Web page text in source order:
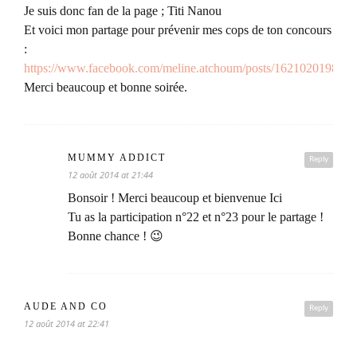
Je suis donc fan de la page ; Titi Nanou
Et voici mon partage pour prévenir mes cops de ton concours
:
https://www.facebook.com/meline.atchoum/posts/
Merci beaucoup et bonne soirée.
Reply
MUMMY ADDICT
12 août 2014 at 21:44
Bonsoir ! Merci beaucoup et bienvenue Ici
Tu as la participation n°22 et n°23 pour le partage !
Bonne chance ! 😉
Reply
AUDE AND CO
12 août 2014 at 22:41